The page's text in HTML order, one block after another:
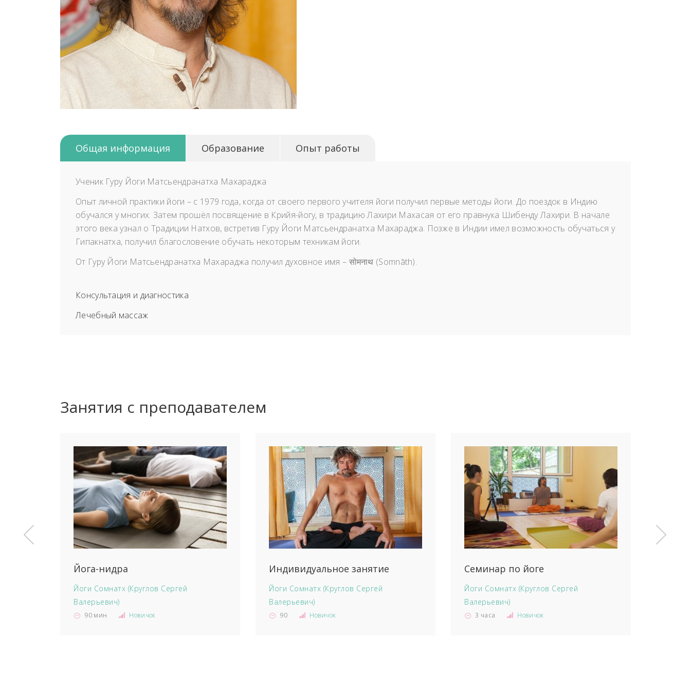
Общая информация Образование Опыт работы
Ученик Гуру Йоги Матсьендранатха Махараджа
Опыт личной практики йоги – с 1979 года, когда от своего первого учителя йоги получил первые методы йоги. До поездок в Индию
обучался у многих. Затем прошёл посвящение в Крийя-йогу, в традицию Лахири Махасая от его правнука Шибенду Лахири. В начале
этого века узнал о Традиции Натхов, встретив Гуру Йоги Матсьендранатха Махараджа. Позже в Индии имел возможность обучаться у
Гипакнатха, получил благословение обучать некоторым техникам йоги.
От Гуру Йоги Матсьендранатха Махараджа получил духовное имя – सोमनाथ (Somnāth).
Консультация и диагностика
Лечебный массаж
Занятия с преподавателем
Йога-нидра
Йоги Сомнатх (Круглов Сергей
Валерьевич)
90 мин Новичок
Индивидуальное занятие
Йоги Сомнатх (Круглов Сергей
Валерьевич)
90 Новичок
Семинар по йоге
Йоги Сомнатх (Круглов Сергей
Валерьевич)
3 часа Новичок